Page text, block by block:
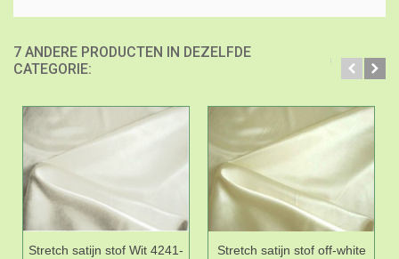
7 ANDERE PRODUCTEN IN DEZELFDE
CATEGORIE:
Stretch satijn stof Wit 4241-
Stretch satijn stof off-white